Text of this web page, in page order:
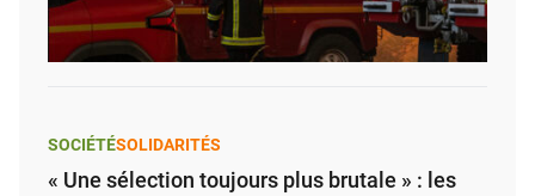
SOCIÉTÉSOLIDARITÉS
« Une sélection toujours plus brutale » : les